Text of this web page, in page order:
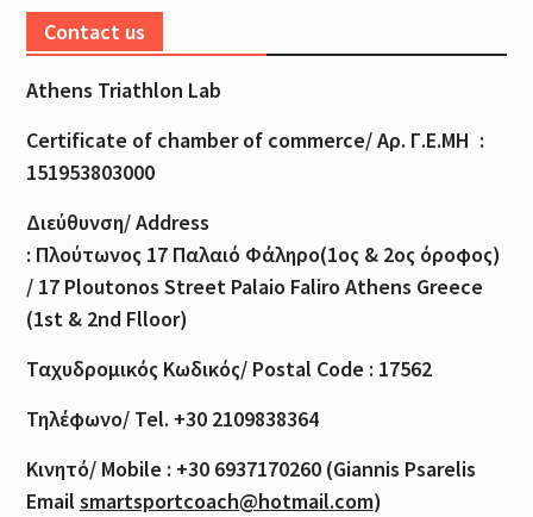
Contact us
Athens Triathlon Lab
Certificate of chamberof commerce/Αρ. Γ.Ε.ΜΗ :
151953803000
Διεύθυνση/ Address
: Πλούτωνος 17 Παλαιό Φάληρο(1ος & 2ος όροφος)
/ 17 Ploutonos Street Palaio Faliro Athens Greece
(1st & 2nd Flloor)
Ταχυδρομικός Κωδικός/ Postal Code : 17562
Τηλέφωνο/ Tel. +30 2109838364
Κινητό/ Mobile : +30 6937170260 (Giannis Psarelis
Email smartsportcoach@hotmail.com)